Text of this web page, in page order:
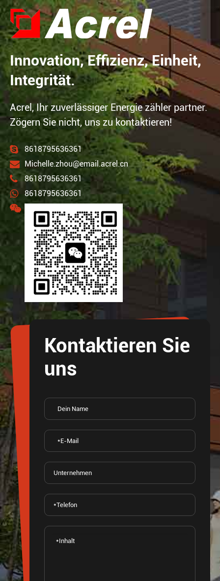
Innovation, Effizienz, Einheit,
Integrität.
Acrel, Ihr zuverlässiger Energie zähler partner.
Zögern Sie nicht, uns zu kontaktieren!
8618795636361
Michelle.zhou@email.acrel.cn
8618795636361
8618795636361
Kontaktieren Sie
uns